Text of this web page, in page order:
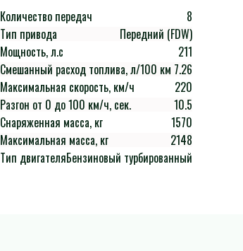
Количество передач
8
Тип привода
Передний (FDW)
Мощность, л.с
211
Смешанный расход топлива, л/100 км 7.26
Максимальная скорость, км/ч
220
Разгон от 0 до 100 км/ч, сек.
10.5
Снаряженная масса, кг
1570
Максимальная масса, кг
2148
Тип двигателяБензиновый турбированный